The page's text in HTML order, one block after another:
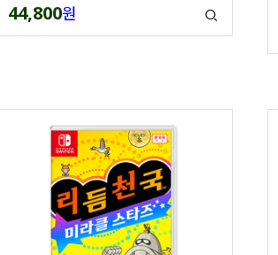
44,800원